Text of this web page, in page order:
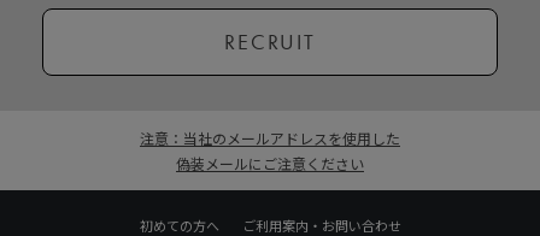
RECRUIT
注意：当社のメールアドレスを使用した
偽装メールにご注意ください
初めての方へ ご利用案内・お問い合わせ